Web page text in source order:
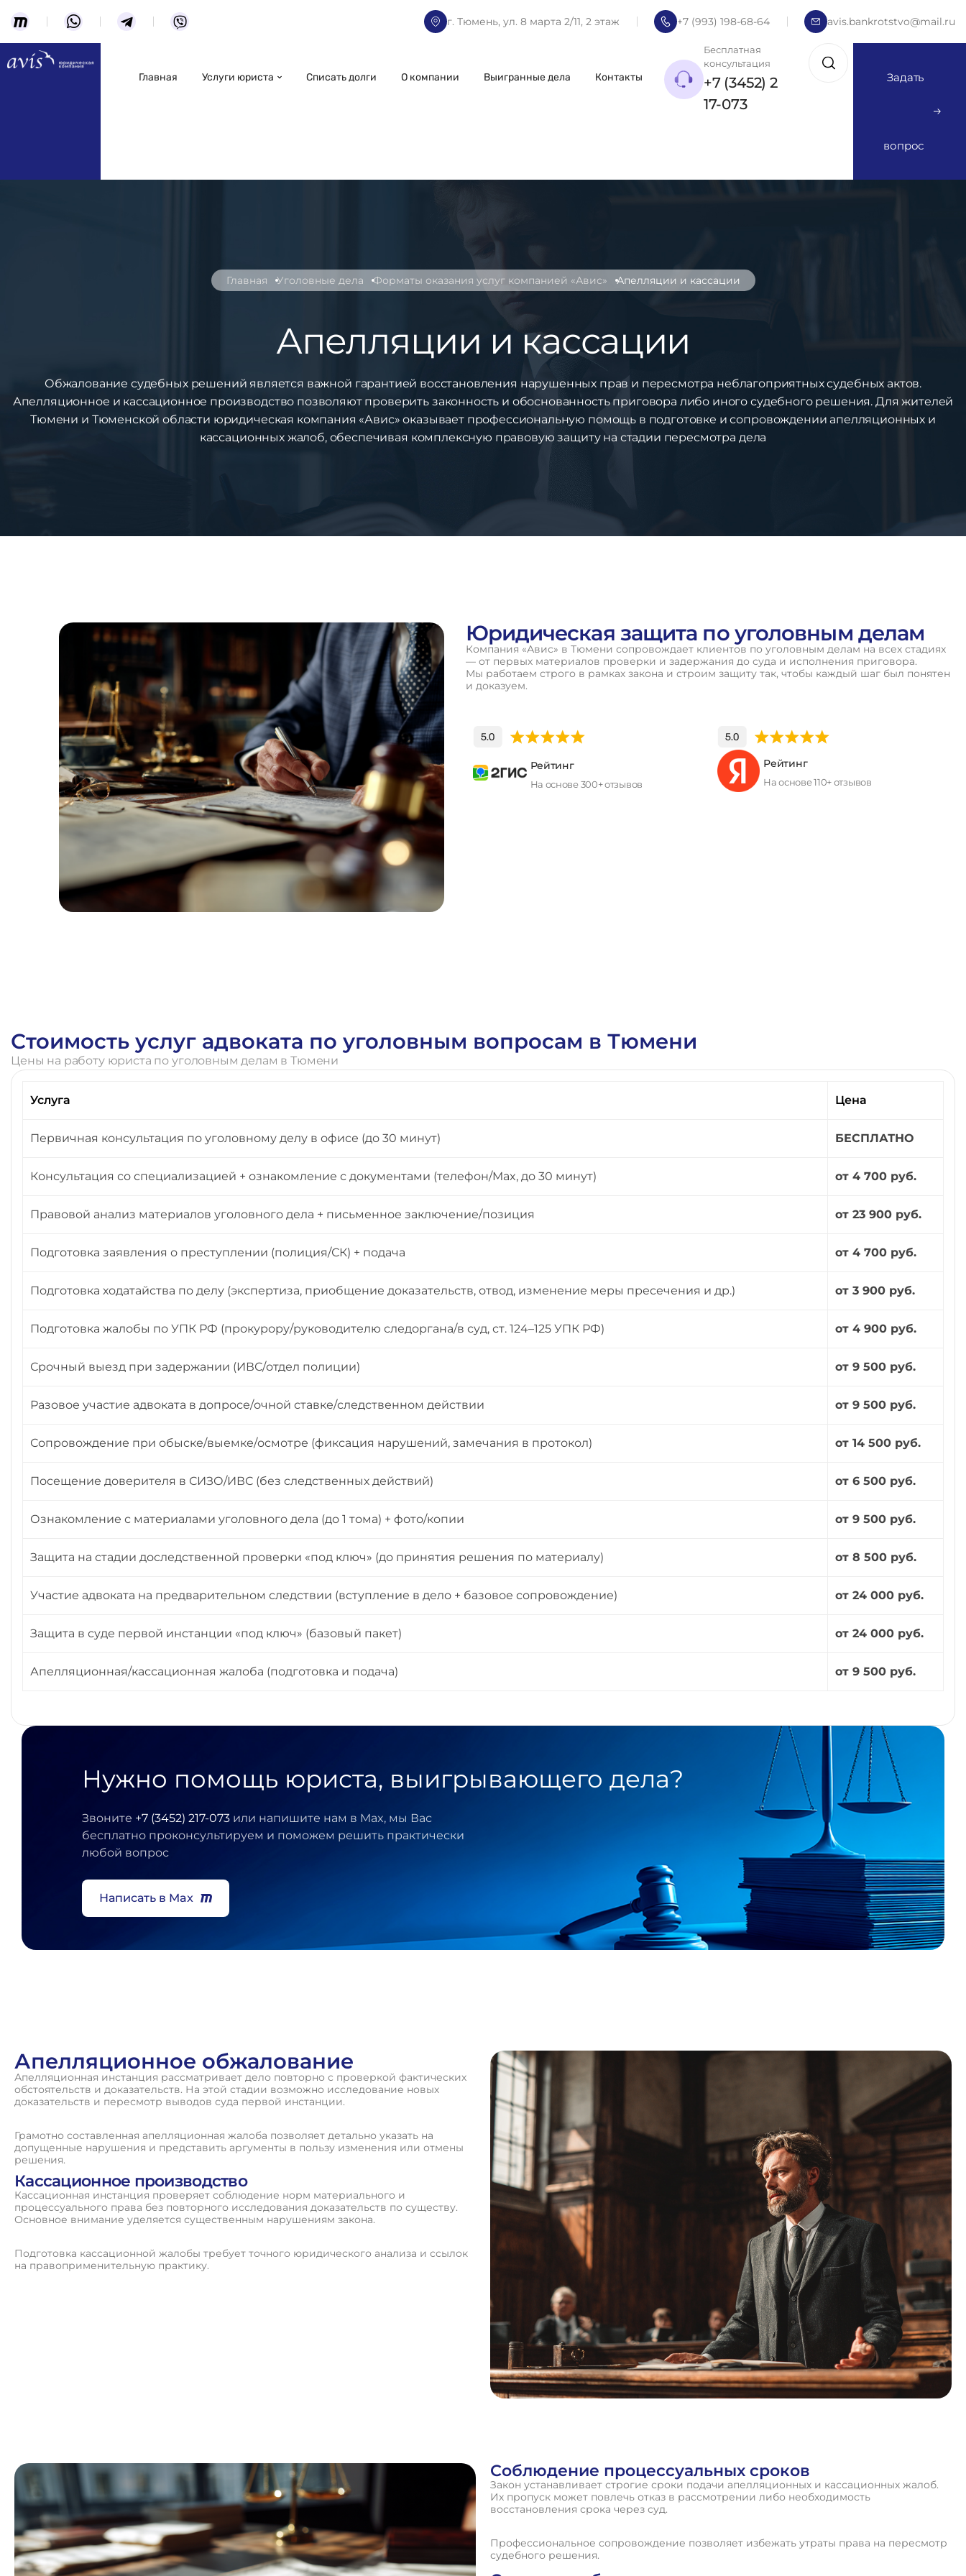
г. Тюмень, ул. 8 марта 2/11, 2 этаж +7 (993) 198-68-64 avis.bankrotstvo@mail.ru
Главная Услуги юриста Списать долги О компании Выигранные дела Контакты
Бесплатная
консультация
+7 (3452) 2
17-073
Задать
вопрос
Главная Уголовные дела Форматы оказания услуг компанией «Авис» Апелляции и кассации
Апелляции и кассации
Обжалование судебных решений является важной гарантией восстановления нарушенных прав и пересмотра неблагоприятных судебных актов.
Апелляционное и кассационное производство позволяют проверить законность и обоснованность приговора либо иного судебного решения. Для жителей
Тюмени и Тюменской области юридическая компания «Авис» оказывает профессиональную помощь в подготовке и сопровождении апелляционных и
кассационных жалоб, обеспечивая комплексную правовую защиту на стадии пересмотра дела
1 %
ВЫИГРАННЫХ
ДЕЛ
Юридическая защита по уголовным делам
Компания «Авис» в Тюмени сопровождает клиентов по уголовным делам на всех стадиях
— от первых материалов проверки и задержания до суда и исполнения приговора.
Мы работаем строго в рамках закона и строим защиту так, чтобы каждый шаг был понятен
и доказуем.
Рейтинг
На основе 300+ отзывов
Рейтинг
На основе 110+ отзывов
Стоимость услуг адвоката по уголовным вопросам в Тюмени
Цены на работу юриста по уголовным делам в Тюмени
Услуга Цена
Первичная консультация по уголовному делу в офисе (до 30 минут) БЕСПЛАТНО
Консультация со специализацией + ознакомление с документами (телефон/Max, до 30 минут) от 4 700 руб.
Правовой анализ материалов уголовного дела + письменное заключение/позиция от 23 900 руб.
Подготовка заявления о преступлении (полиция/СК) + подача от 4 700 руб.
Подготовка ходатайства по делу (экспертиза, приобщение доказательств, отвод, изменение меры пресечения и др.) от 3 900 руб.
Подготовка жалобы по УПК РФ (прокурору/руководителю следоргана/в суд, ст. 124–125 УПК РФ) от 4 900 руб.
Срочный выезд при задержании (ИВС/отдел полиции) от 9 500 руб.
Разовое участие адвоката в допросе/очной ставке/следственном действии от 9 500 руб.
Сопровождение при обыске/выемке/осмотре (фиксация нарушений, замечания в протокол) от 14 500 руб.
Посещение доверителя в СИЗО/ИВС (без следственных действий) от 6 500 руб.
Ознакомление с материалами уголовного дела (до 1 тома) + фото/копии от 9 500 руб.
Защита на стадии доследственной проверки «под ключ» (до принятия решения по материалу) от 8 500 руб.
Участие адвоката на предварительном следствии (вступление в дело + базовое сопровождение) от 24 000 руб.
Защита в суде первой инстанции «под ключ» (базовый пакет) от 24 000 руб.
Апелляционная/кассационная жалоба (подготовка и подача) от 9 500 руб.
Нужно помощь юриста, выигрывающего дела?
Звоните +7 (3452) 217-073 или напишите нам в Max, мы Вас
бесплатно проконсультируем и поможем решить практически
любой вопрос
Написать в Max
Апелляционное обжалование
Апелляционная инстанция рассматривает дело повторно с проверкой фактических
обстоятельств и доказательств. На этой стадии возможно исследование новых
доказательств и пересмотр выводов суда первой инстанции.
Грамотно составленная апелляционная жалоба позволяет детально указать на
допущенные нарушения и представить аргументы в пользу изменения или отмены
решения.
Кассационное производство
Кассационная инстанция проверяет соблюдение норм материального и
процессуального права без повторного исследования доказательств по существу.
Основное внимание уделяется существенным нарушениям закона.
Подготовка кассационной жалобы требует точного юридического анализа и ссылок
на правоприменительную практику.
Соблюдение процессуальных сроков
Закон устанавливает строгие сроки подачи апелляционных и кассационных жалоб.
Их пропуск может повлечь отказ в рассмотрении либо необходимость
восстановления срока через суд.
Профессиональное сопровождение позволяет избежать утраты права на пересмотр
судебного решения.